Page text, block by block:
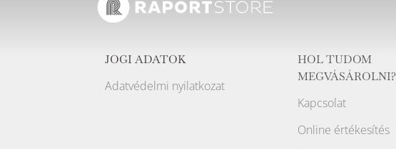
JOGI ADATOK
Adatvédelmi nyilatkozat
HOL TUDOM
MEGVÁSÁROLNI?
Kapcsolat
Online értékesítés